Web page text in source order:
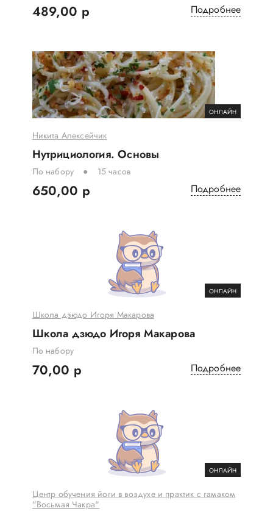
489,00 р Подробнее
ОНЛАЙН
Никита Алексейчик
Нутрициология. Основы
По набору 15 часов
650,00 р Подробнее
ОНЛАЙН
Школа дзюдо Игоря Макарова
Школа дзюдо Игоря Макарова
По набору
70,00 р Подробнее
ОНЛАЙН
Центр обучения йоги в воздухе и практик с гамаком
"Восьмая Чакра"